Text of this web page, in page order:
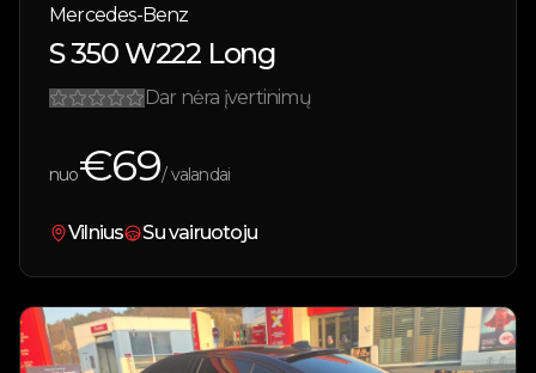
Mercedes-Benz
S 350 W222 Long
Dar nėra įvertinimų
nuo€69/ valandai
Vilnius Su vairuotoju